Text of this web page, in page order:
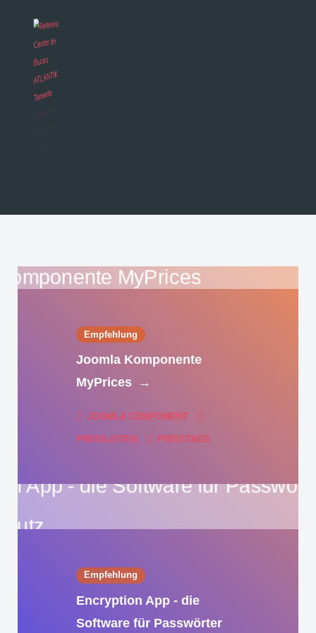
Empfehlung
Joomla Komponente
MyPrices →
JOOMLA COMPONENT
PREISLISTEN PREISTAGS
Empfehlung
Encryption App - die
Software für Passwörter